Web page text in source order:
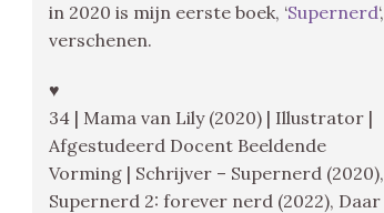
in 2020 is mijn eerste boek, ‘Supernerd‘,
verschenen.
♥
34 | Mama van Lily (2020) | Illustrator |
Afgestudeerd Docent Beeldende
Vorming | Schrijver – Supernerd (2020),
Supernerd 2: forever nerd (2022), Daar